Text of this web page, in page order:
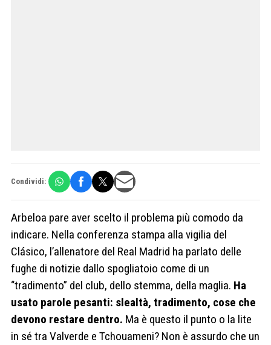
Condividi:
Arbeloa pare aver scelto il problema più comodo da
indicare. Nella conferenza stampa alla vigilia del
Clásico, l’allenatore del Real Madrid ha parlato delle
fughe di notizie dallo spogliatoio come di un
“tradimento” del club, dello stemma, della maglia. Ha
usato parole pesanti: slealtà, tradimento, cose che
devono restare dentro. Ma è questo il punto o la lite
in sé tra Valverde e Tchouameni? Non è assurdo che un